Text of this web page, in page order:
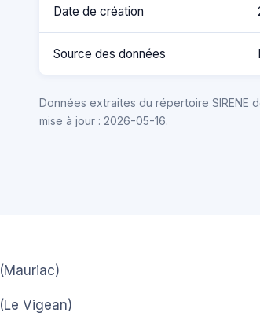
Date de création
Source des données
Données extraites du répertoire SIRENE
mise à jour : 2026-05-16.
(Mauriac)
(Le Vigean)